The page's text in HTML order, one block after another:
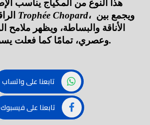
Trophée Chopard، ويجمع بين
وعصري، تمامًا كما فعلت يسرا وأنجلينا جولي.
تابعنا على واتساب
تابعنا على فيسبوك